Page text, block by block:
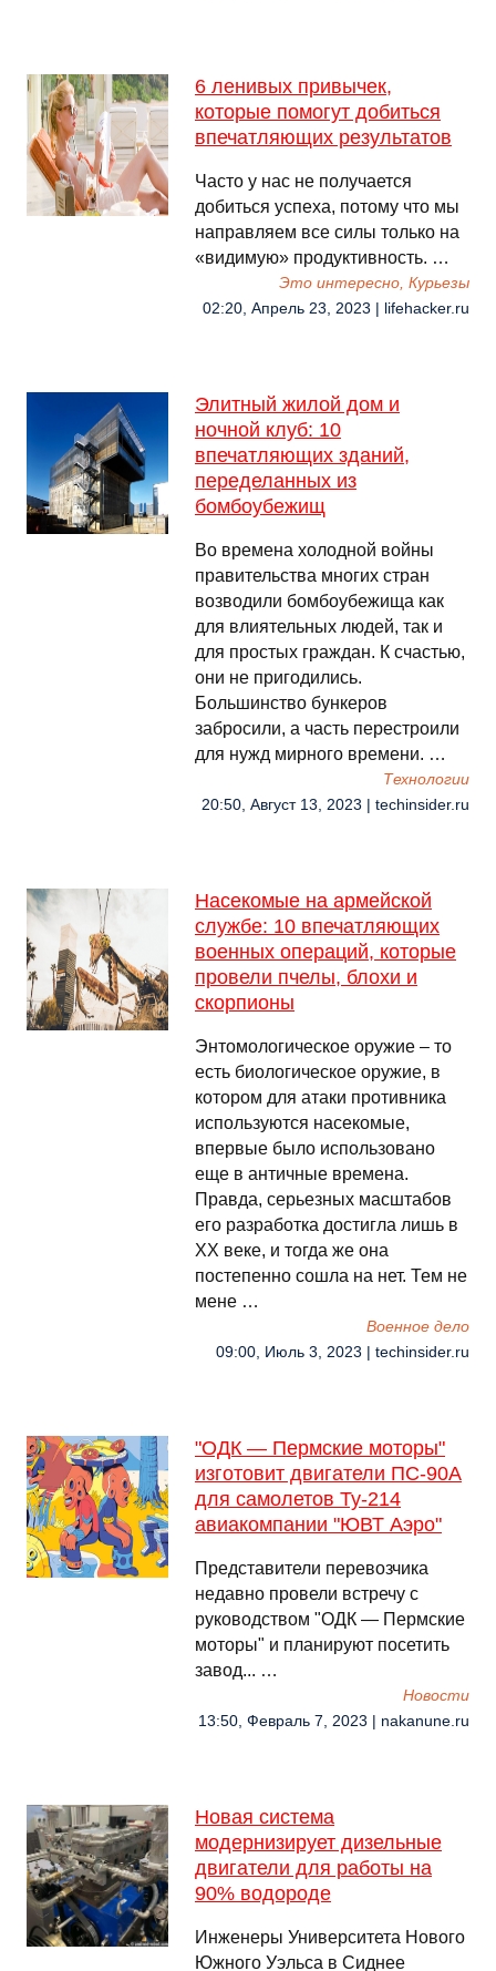
6 ленивых привычек,
которые помогут добиться
впечатляющих результатов
Часто у нас не получается
добиться успеха, потому что мы
направляем все силы только на
«видимую» продуктивность. …
Это интересно, Курьезы
02:20, Апрель 23, 2023 | lifehacker.ru
Элитный жилой дом и
ночной клуб: 10
впечатляющих зданий,
переделанных из
бомбоубежищ
Во времена холодной войны
правительства многих стран
возводили бомбоубежища как
для влиятельных людей, так и
для простых граждан. К счастью,
они не пригодились.
Большинство бункеров
забросили, а часть перестроили
для нужд мирного времени. …
Технологии
20:50, Август 13, 2023 | techinsider.ru
Насекомые на армейской
службе: 10 впечатляющих
военных операций, которые
провели пчелы, блохи и
скорпионы
Энтомологическое оружие – то
есть биологическое оружие, в
котором для атаки противника
используются насекомые,
впервые было использовано
еще в античные времена.
Правда, серьезных масштабов
его разработка достигла лишь в
XX веке, и тогда же она
постепенно сошла на нет. Тем не
мене …
Военное дело
09:00, Июль 3, 2023 | techinsider.ru
"ОДК — Пермские моторы"
изготовит двигатели ПС-90А
для самолетов Ту-214
авиакомпании "ЮВТ Аэро"
Представители перевозчика
недавно провели встречу с
руководством "ОДК — Пермские
моторы" и планируют посетить
завод... …
Новости
13:50, Февраль 7, 2023 | nakanune.ru
Новая система
модернизирует дизельные
двигатели для работы на
90% водороде
Инженеры Университета Нового
Южного Уэльса в Сиднее